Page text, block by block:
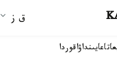
ق ز
تاعايىنداۋاقوردا